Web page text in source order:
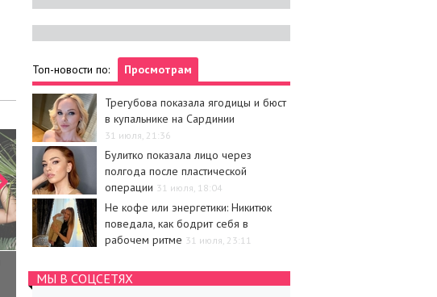
Новости
отношениях с Гриффит через
11 лет после развода
Новости
впервые в жизни занималась
серфингом
Топ-новости по: Просмотрам
Трегубова показала ягодицы и бюст
в купальнике на Сардинии
31 июля, 21:36
Булитко показала лицо через
полгода после пластической
операции 31 июля, 18:04
Не кофе или энергетики: Никитюк
поведала, как бодрит себя в
рабочем ритме 31 июля, 23:11
МЫ В СОЦСЕТЯХ